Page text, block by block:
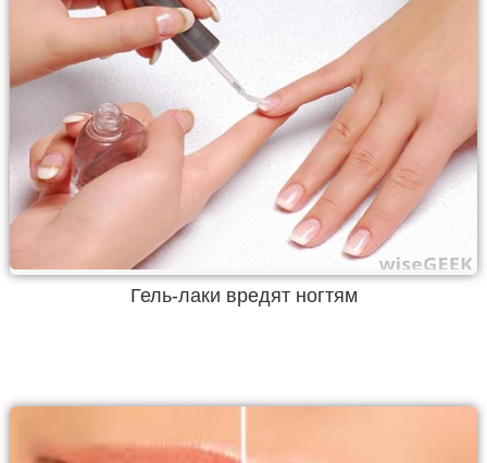
Гель-лаки вредят ногтям